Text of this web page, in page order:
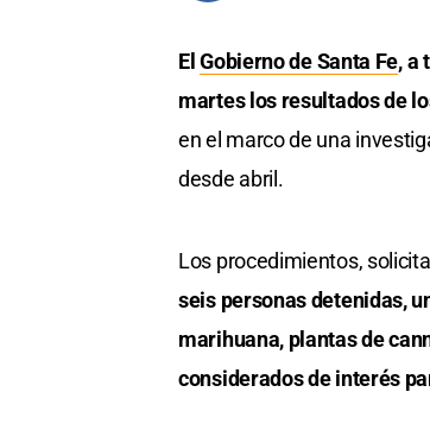
ElGobierno de Santa Fe, a
martes los resultados de
en el marco de una
desde abril.
Los procedimientos,
seis personas detenidas,
marihuana, plantas de
considerados de interés